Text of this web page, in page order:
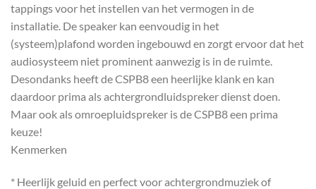
tappings voor het instellen van het vermogen in de
installatie. De speaker kan eenvoudig in het
(systeem)plafond worden ingebouwd en zorgt ervoor dat het
audiosysteem niet prominent aanwezig is in de ruimte.
Desondanks heeft de CSPB8 een heerlijke klank en kan
daardoor prima als achtergrondluidspreker dienst doen.
Maar ook als omroepluidspreker is de CSPB8 een prima
keuze!
Kenmerken
* Heerlijk geluid en perfect voor achtergrondmuziek of